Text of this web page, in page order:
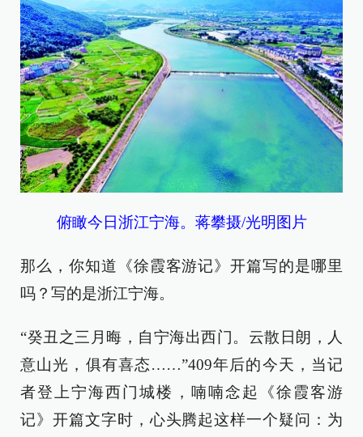
俯瞰今日浙江宁海。蒋攀摄/光明图片
那么，你知道《徐霞客游记》开篇写的是哪里
吗？写的是浙江宁海。
“癸丑之三月晦，自宁海出西门。云散日朗，人
意山光，俱有喜态……”409年后的今天，当记
者登上宁海西门城楼，喃喃念起《徐霞客游
记》开篇文字时，心头腾起这样一个疑问：为